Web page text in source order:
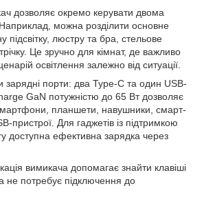
дозволяє окремо керувати двома
можна розділити основне
підсвітку, люстру та бра, стельове
Це зручно для кімнат, де важливо
освітлення залежно від ситуації.
зарядні порти: два Type-C та один USB-
GaN потужністю до 65 Вт дозволяє
планшети, навушники, смарт-
пристрої. Для гаджетів із підтримкою
доступна ефективна зарядка через
вимикача допомагає знайти клавіші
не потребує підключення до